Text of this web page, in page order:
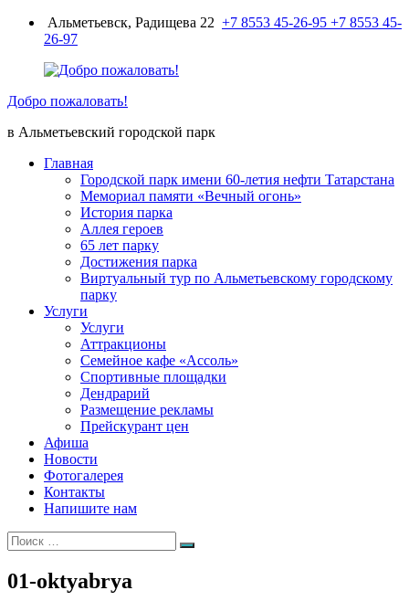
ПерейтиАльметьевск, Радищева 22 +7 8553 45-26-95 +7 8553 45-
26-97
Добро пожаловать!
в Альметьевский городской парк
Главная
Городской парк имени 60-летия нефти Татарстана
Мемориал памяти «Вечный огонь»
История парка
Аллея героев
65 лет парку
Достижения парка
Виртуальный тур по Альметьевскому городскому
парку
Услуги
Услуги
Аттракционы
Семейное кафе «Ассоль»
Спортивные площадки
Дендрарий
Размещение рекламы
Прейскурант цен
Афиша
Новости
Фотогалерея
Контакты
Напишите нам
Искать:
Поиск
01-oktyabrya